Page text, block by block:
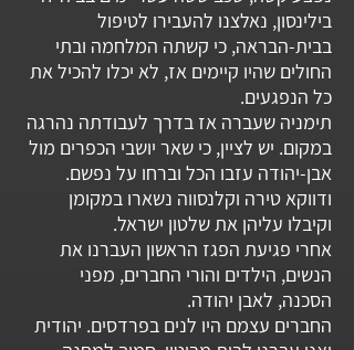
בילינסון, נאלצנו להעבירו לטיפול
בבית-הבראה, כי קשתה המלחמה ובתי
החולים שהיו קיימים אז, לא יכלו להכיל את
כל הנפגעים.
תימניה שעברה אז בדרך לעבודתה נהרגה
במקום. יש לציין, כי שאר יושבי הכפרים מול
אבן-יהודה עזבו הכל וברחו על נפשם.
ודווקא טירה וקלנסווה נשארו במקומן
וקיבלו עליהן את שלטון ישראל.
אחרי פגיעת הפגז הראשון העברנו את
הנשים, הילדים והורי החברים, מפני
הסכנה, לאבן יהודה.
החברים עצמם היו לנים בפרדסים. יהודית